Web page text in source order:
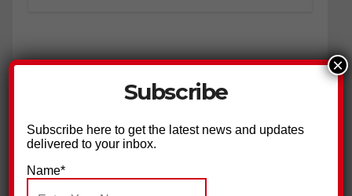
Subscribe
Subscribe here to get the latest news and updates
delivered to your inbox.
Name*
×